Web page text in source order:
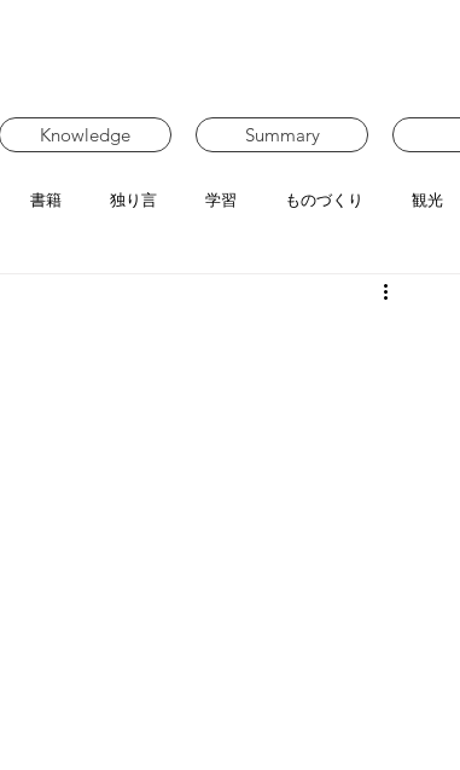
Knowledge Summary
書籍 独り言 学習 ものづくり 観光